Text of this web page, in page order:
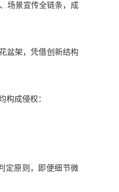
场景宣传全链条，成
盆架，凭借创新结构
构成侵权：
定原则，即便细节微